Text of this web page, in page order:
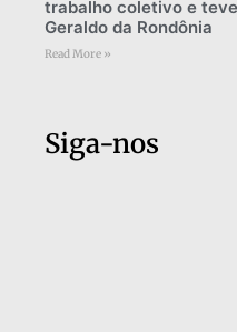
trabalho coletivo e
Geraldo da Rondônia
Read More »
Siga-nos